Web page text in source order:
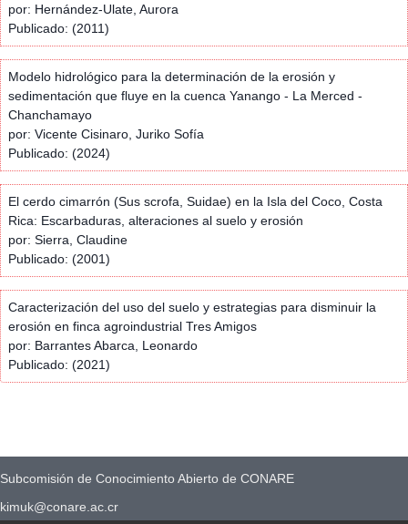
por: Hernández-Ulate, Aurora
Publicado: (2011)
Modelo hidrológico para la determinación de la erosión y
sedimentación que fluye en la cuenca Yanango - La Merced -
Chanchamayo
por: Vicente Cisinaro, Juriko Sofía
Publicado: (2024)
El cerdo cimarrón (Sus scrofa, Suidae) en la Isla del Coco, Costa
Rica: Escarbaduras, alteraciones al suelo y erosión
por: Sierra, Claudine
Publicado: (2001)
Caracterización del uso del suelo y estrategias para disminuir la
erosión en finca agroindustrial Tres Amigos
por: Barrantes Abarca, Leonardo
Publicado: (2021)
Subcomisión de Conocimiento Abierto de CONARE
kimuk@conare.ac.cr